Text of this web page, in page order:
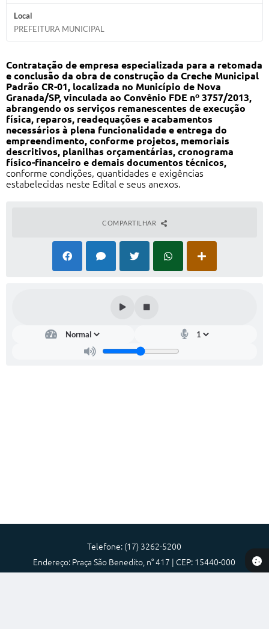
Alistamento Militar
Horário: Médicos e Tec. da Saúde
Perguntas Frequentes
Prefeitura
Iluminação Pública
A Nossa Cidade
Galeria de Fotos
Galeria de Vídeos
Licitações
Local
PREFEITURA MUNICIPAL
Contratação de empresa especializada para a retomada
e conclusão da obra de construção da Creche Municipal
Padrão CR-01, localizada no Município de Nova
Granada/SP, vinculada ao Convênio FDE nº 3757/2013,
abrangendo os serviços remanescentes de execução
física, reparos, readequações e acabamentos
necessários à plena funcionalidade e entrega do
empreendimento, conforme projetos, memoriais
descritivos, planilhas orçamentárias, cronograma
físico-financeiro e demais documentos técnicos
conforme condições, quantidades e exigências
estabelecidas neste Edital e seus anexos.
COMPARTILHAR
Telefone: (17) 3262-5200
Endereço: Praça São Benedito, n° 417 | CEP: 15440-000